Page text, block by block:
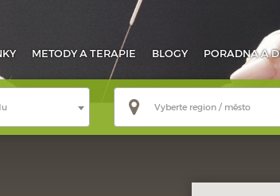
METODYA TERAPIE BLOGY PORADNAA
Vyberte region / město